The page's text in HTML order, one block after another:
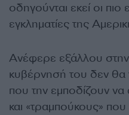
οδηγούνται εκεί οι πιο
εγκληματίες της
Ανέφερε εξάλλου
κυβέρνησή του δεν θα
που την εμποδίζουν να
και «τραμπούκους»